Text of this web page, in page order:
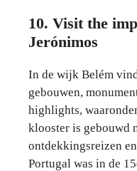
10. Visit the
Jerónimos
In de wijk Belém
gebouwen,
highlights,
klooster is gebouwd
ontdekkingsreizen
Portugal was in de